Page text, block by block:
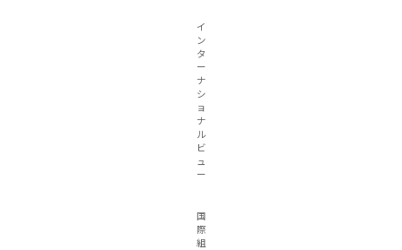
イ
ン
タ
ー
ナ
シ
ョ
ナ
ル
ビ
ュ
ー
国
際
組